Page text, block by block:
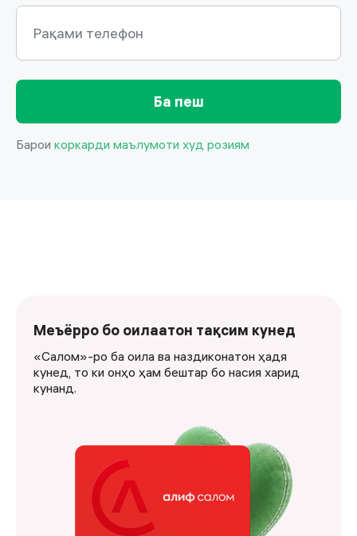
Рақами телефон
Рақами телефон
Ба пеш
Барои коркарди маълумоти худ розиям
Меъёрро бо оилаатон тақсим кунед
«Салом»-ро ба оила ва наздиконатон ҳадя
кунед, то ки онҳо ҳам бештар бо насия харид
кунанд.